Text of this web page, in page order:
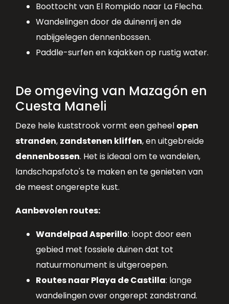
Boottocht van El Rompido naar La Flecha.
Wandelingen door de duinenrij en de
nabijgelegen dennenbossen.
Paddle-surfen en kajakken op rustig water.
De omgeving van Mazagón en
Cuesta Maneli
Deze hele kuststrook vormt een geheel open
stranden, zandstenen kliffen, en uitgebreide
dennenbossen. Het is ideaal om te wandelen,
landschapsfoto's te maken en te genieten van
de meest ongerepte kust.
Aanbevolen routes:
Wandelpad Asperillo: loopt door een
gebied met fossiele duinen dat tot
natuurmonument is uitgeroepen.
Routes naar Playa de Castilla: lange
wandelingen over ongerept zandstrand.